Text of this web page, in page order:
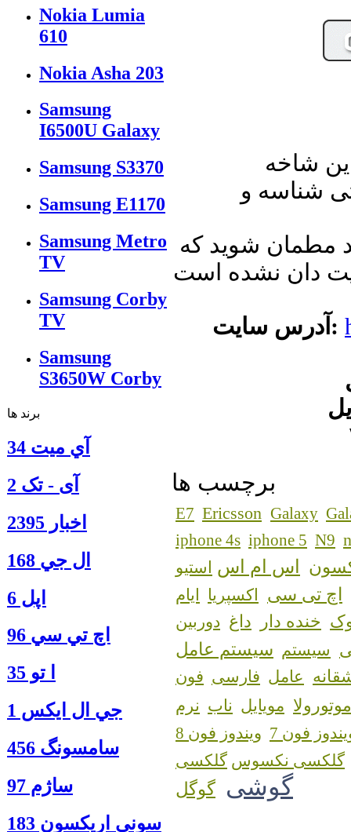
Nokia Lumia
610
Nokia Asha 203
Samsung
I6500U Galaxy
Samsung S3370
Samsung E1170
Samsung Metro
TV
Samsung Corby
TV
Samsung
S3650W Corby
برند ها
آي ميت 34
آی - تک 2
اخبار 2395
ال جي 168
اپل 6
اچ تي سي 96
ا‍ تو 35
جي ال ايكس 1
سامسونگ 456
ساژم 97
سوني اريكسون 183
شاخه
مطمان شوید که
آدرس سایت:
برچسب ها
E7 Ericsson Galaxy
iphone 4s iphone 5 N9
اس ام اس استیو
اچ تی سی اکسپریا ایام
خنده دار داغ دوربین
سیستم سیستم عامل
عامل فارسی فون
موتورولا مویایل ناب نرم
فون 7
ویندوز فون 8
گلکسی نکسوس
گوشی گوگل